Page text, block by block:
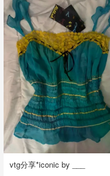
vtg分享*iconic by ___